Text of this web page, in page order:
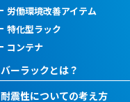
労働環境改善アイテム
特化型ラック
コンテナ
バーラックとは？
耐震性についての考え方